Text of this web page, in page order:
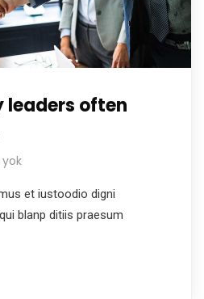
leaders often
et iustoodio digni
blanp ditiis praesum